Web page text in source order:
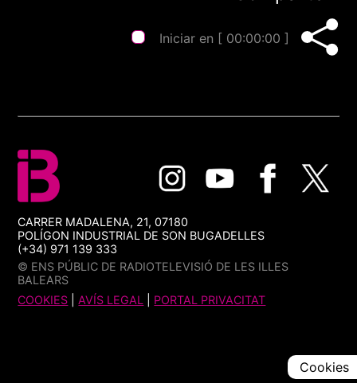
Iniciar en [ 00:00:00 ]
CARRER MADALENA, 21, 07180
POLÍGON INDUSTRIAL DE SON BUGADELLES
(+34) 971 139 333
© ENS PÚBLIC DE RADIOTELEVISIÓ DE LES ILLES
BALEARS
COOKIES |AVÍS LEGAL PORTAL PRIVACITAT
Cookies